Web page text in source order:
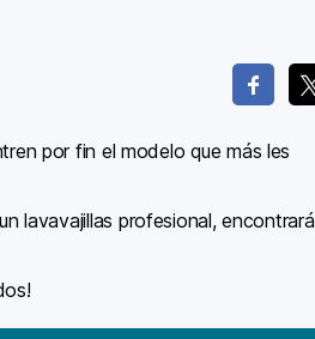
por fin el modelo que más les
lavavajillas profesional, encontrará